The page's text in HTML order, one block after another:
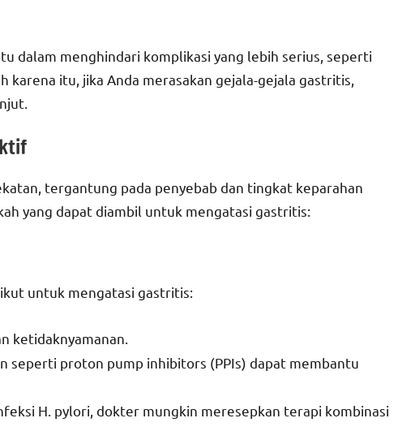
dalam menghindari komplikasi yang lebih serius, seperti
itu, jika Anda merasakan gejala-gejala gastritis,
tergantung pada penyebab dan tingkat keparahan
yang dapat diambil untuk mengatasi gastritis:
untuk mengatasi gastritis:
ketidaknyamanan.
seperti proton pump inhibitors (PPIs) dapat membantu
H. pylori, dokter mungkin meresepkan terapi kombinasi